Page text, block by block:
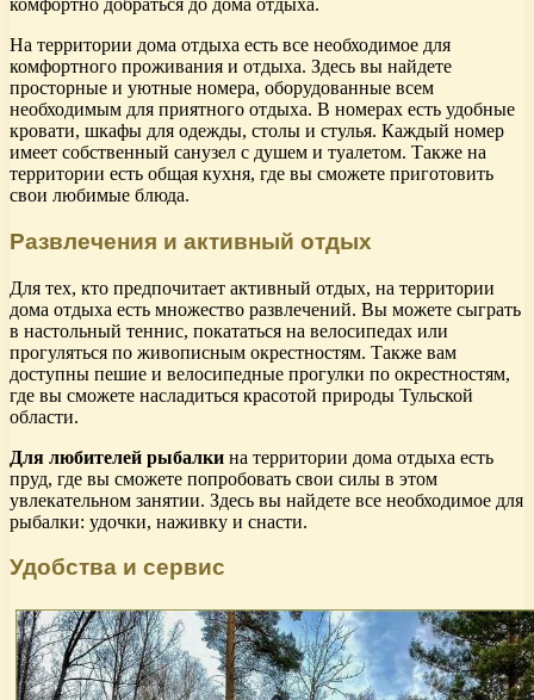
комфортно добраться до дома отдыха.
На территории дома отдыха есть все необходимое для
комфортного проживания и отдыха. Здесь вы найдете
просторные и уютные номера, оборудованные всем
необходимым для приятного отдыха. В номерах есть удобные
кровати, шкафы для одежды, столы и стулья. Каждый номер
имеет собственный санузел с душем и туалетом. Также на
территории есть общая кухня, где вы сможете приготовить
свои любимые блюда.
Развлечения и активный отдых
Для тех, кто предпочитает активный отдых, на территории
дома отдыха есть множество развлечений. Вы можете сыграть
в настольный теннис, покататься на велосипедах или
прогуляться по живописным окрестностям. Также вам
доступны пешие и велосипедные прогулки по окрестностям,
где вы сможете насладиться красотой природы Тульской
области.
Для любителей рыбалки на территории дома отдыха есть
пруд, где вы сможете попробовать свои силы в этом
увлекательном занятии. Здесь вы найдете все необходимое для
рыбалки: удочки, наживку и снасти.
Удобства и сервис